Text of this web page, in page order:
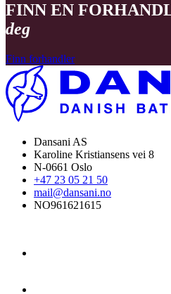
FINN EN
deg
Finn forhandler
Dansani AS
Karoline Kristiansens vei 8
N-0661 Oslo
+47 23 05 21 50
mail@dansani.no
NO961621615